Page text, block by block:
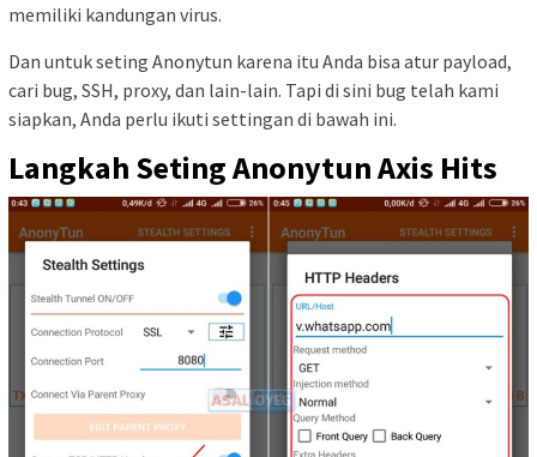
memiliki kandungan virus.
Dan untuk seting Anonytun karena itu Anda bisa atur payload,
cari bug, SSH, proxy, dan lain-lain. Tapi di sini bug telah kami
siapkan, Anda perlu ikuti settingan di bawah ini.
Langkah Seting Anonytun Axis Hits